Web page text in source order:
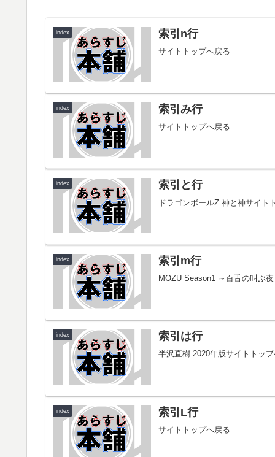
index 索引n行
サイトトップへ戻る
index 索引み行
サイトトップへ戻る
index 索引と行
ドラゴンボールZ 神と神サイト
index 索引m行
MOZU Season1 ～百舌の叫ぶ
index 索引は行
半沢直樹 2020年版サイトトッ
index 索引L行
サイトトップへ戻る